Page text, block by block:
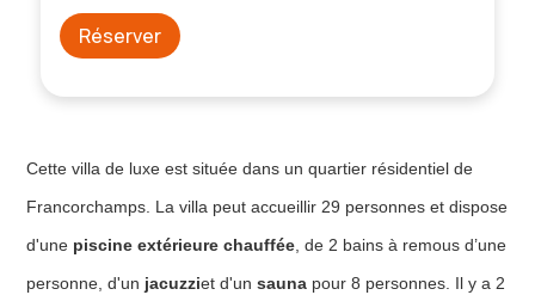
Réserver
Cette villa de luxe est située dans un quartier résidentiel de
Francorchamps. La villa peut accueillir 29 personnes et dispose
d'une piscine extérieure chauffée, de 2 bains à remous d’une
personne, d'un jacuzziet d'unsauna pour 8 personnes. Il y a 2